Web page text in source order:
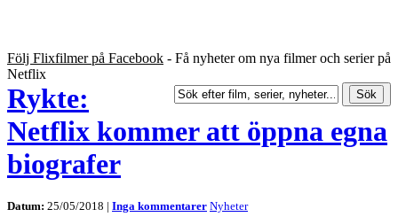
Följ Flixfilmer på Facebook - Få nyheter om nya filmer och serier på
Netflix
Rykte:
Netflix kommer att öppna egna
biografer
Datum: 25/05/2018 | Inga kommentarer Nyheter